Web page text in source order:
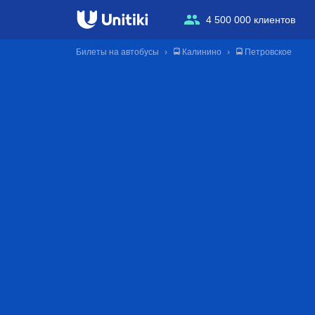
4 500 000 клиентов
Билеты на автобусы 🚍 Калинино 🚍 Петровское